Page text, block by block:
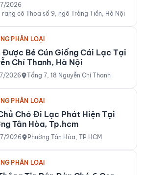
2026
rang cô Thoa số 9, ngõ Tràng Tiền, Hà Nội
PHÂN LOẠI
Được Bé Cún Giống Cái Lạc Tại
Chí Thanh, Hà Nội
2026 Tầng 7, 18 Nguyễn Chí Thanh
PHÂN LOẠI
Chó Đi Lạc Phát Hiện Tại
Tân Hòa, Tp.hcm
2026 Phường Tân Hòa, TP.HCM
PHÂN LOẠI